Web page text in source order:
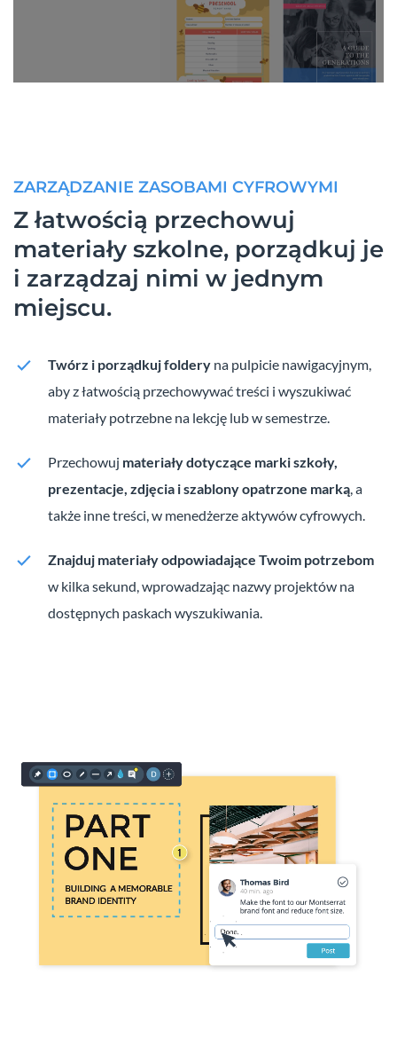
ZARZĄDZANIE ZASOBAMI CYFROWYMI
Z łatwością przechowuj
materiały szkolne, porządkuj je
i zarządzaj nimi w jednym
miejscu.
Twórz i porządkuj foldery na pulpicie nawigacyjnym,
aby z łatwością przechowywać treści i wyszukiwać
materiały potrzebne na lekcję lub w semestrze.
Przechowuj materiały dotyczące marki szkoły,
prezentacje, zdjęcia i szablony opatrzone marką, a
także inne treści, w menedżerze aktywów cyfrowych.
Znajduj materiały odpowiadające Twoim potrzebom
w kilka sekund, wprowadzając nazwy projektów na
dostępnych paskach wyszukiwania.